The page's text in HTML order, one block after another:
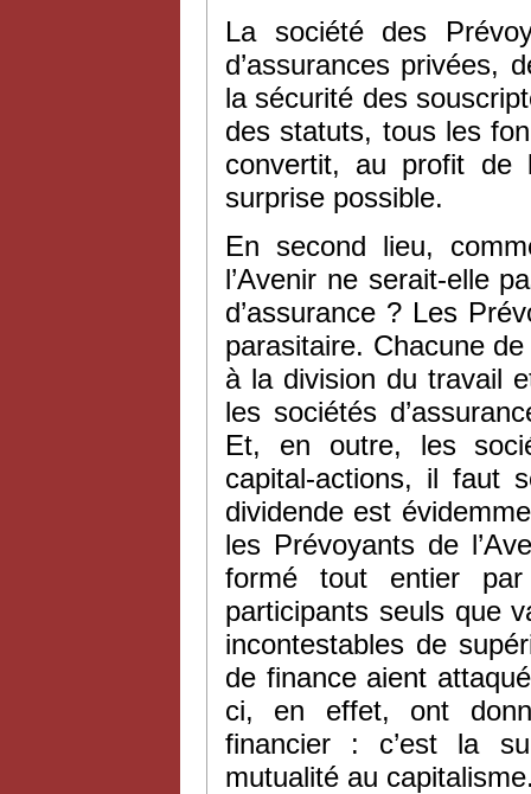
La société des
d’assurances privées,
la sécurité des
des statuts, tous les
convertit, au profit de
surprise possible.
En second lieu,
l’Avenir ne serait-elle
d’assurance ? Les
parasitaire. Chacune
à la division du travail
les sociétés
Et, en outre, les
capital-actions, il faut
dividende est
les Prévoyants de
formé tout entier par
participants seuls que
incontestables de
de finance aient
ci, en effet, ont
financier : c’est la
mutualité au